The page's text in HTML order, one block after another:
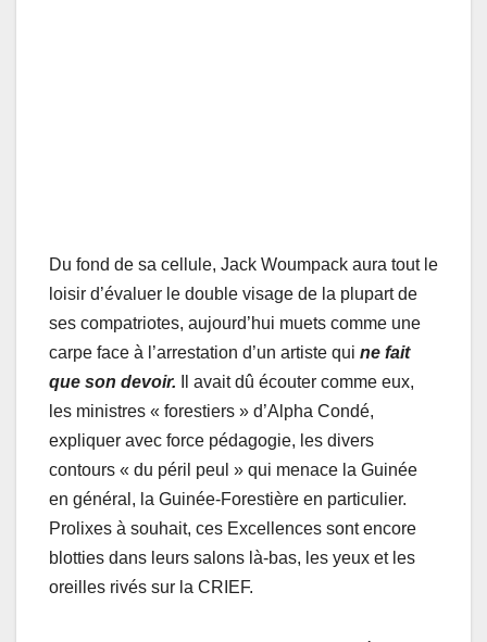
Du fond de sa cellule, Jack Woumpack aura tout le
loisir d’évaluer le double visage de la plupart de
ses compatriotes, aujourd’hui muets comme une
carpe face à l’arrestation d’un artiste qui ne fait
que son devoir. Il avait dû écouter comme eux,
les ministres « forestiers » d’Alpha Condé,
expliquer avec force pédagogie, les divers
contours « du péril peul » qui menace la Guinée
en général, la Guinée-Forestière en particulier.
Prolixes à souhait, ces Excellences sont encore
blotties dans leurs salons là-bas, les yeux et les
oreilles rivés sur la CRIEF.